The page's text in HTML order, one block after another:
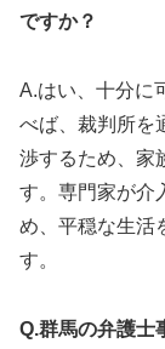
ですか？
A.はい、十分に
べば、裁判所を
渉するため、家
す。専門家が介
め、平穏な生活
す。
Q.群馬の弁護士